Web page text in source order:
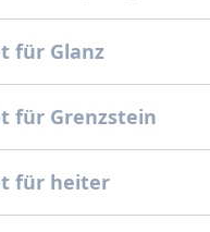
für Glanz
für Grenzstein
für heiter